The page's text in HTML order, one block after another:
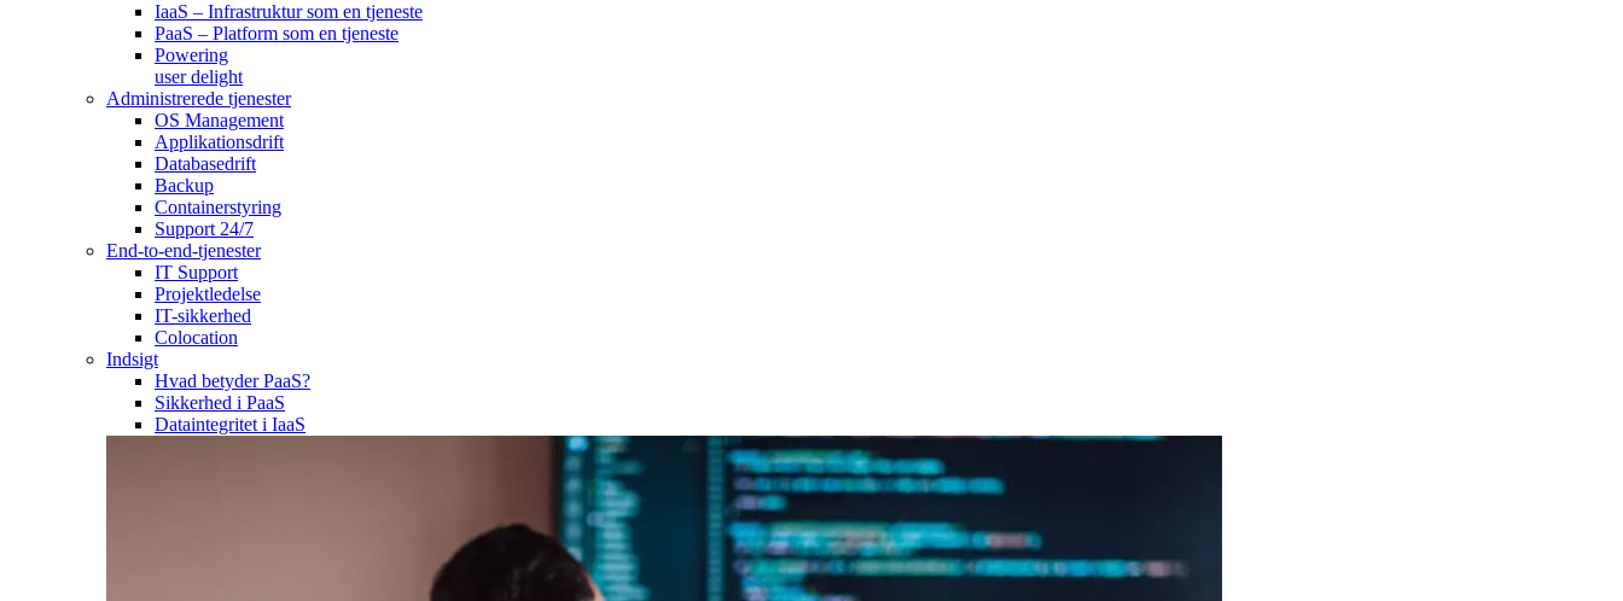
IaaS – Infrastruktur som en tjeneste
PaaS – Platform som en tjeneste
Powering
user delight
Administrerede tjenester
OS Management
Applikationsdrift
Databasedrift
Backup
Containerstyring
Support 24/7
End-to-end-tjenester
IT Support
Projektledelse
IT-sikkerhed
Colocation
Indsigt
Hvad betyder PaaS?
Sikkerhed i PaaS
Dataintegritet i IaaS